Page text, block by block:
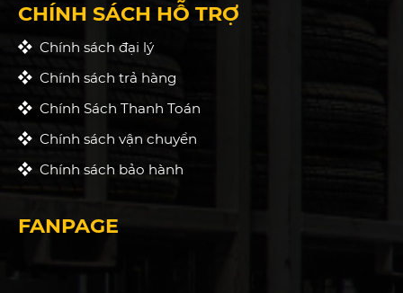
CHÍNH SÁCH HỖ TRỢ
Chính sách đại lý
Chính sách trả hàng
Chính Sách Thanh Toán
Chính sách vận chuyển
Chính sách bảo hành
FANPAGE